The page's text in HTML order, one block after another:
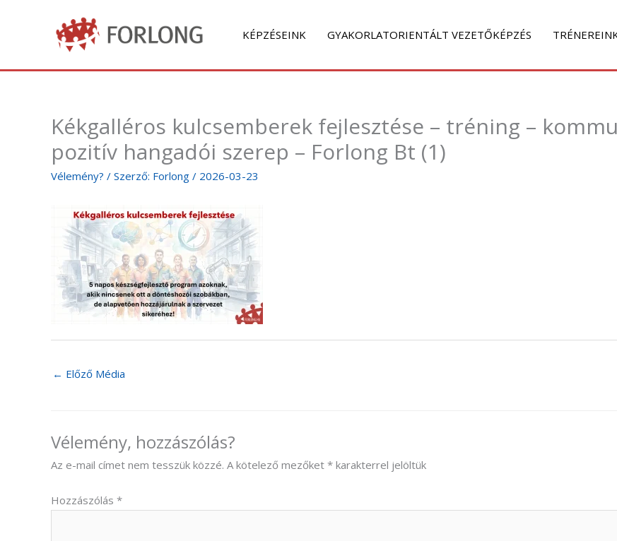
KÉPZÉSEINK GYAKORLATORIENTÁLT VEZETŐKÉPZÉS
Kékgalléros kulcsemberek fejlesztése – tréning –
pozitív hangadói szerep – Forlong Bt (1)
Vélemény? / Szerző: Forlong / 2026-03-23
← Előző Média
Vélemény, hozzászólás?
Az e-mail címet nem tesszük közzé. A kötelező mezőket * karakterrel jelöltük
Hozzászólás *